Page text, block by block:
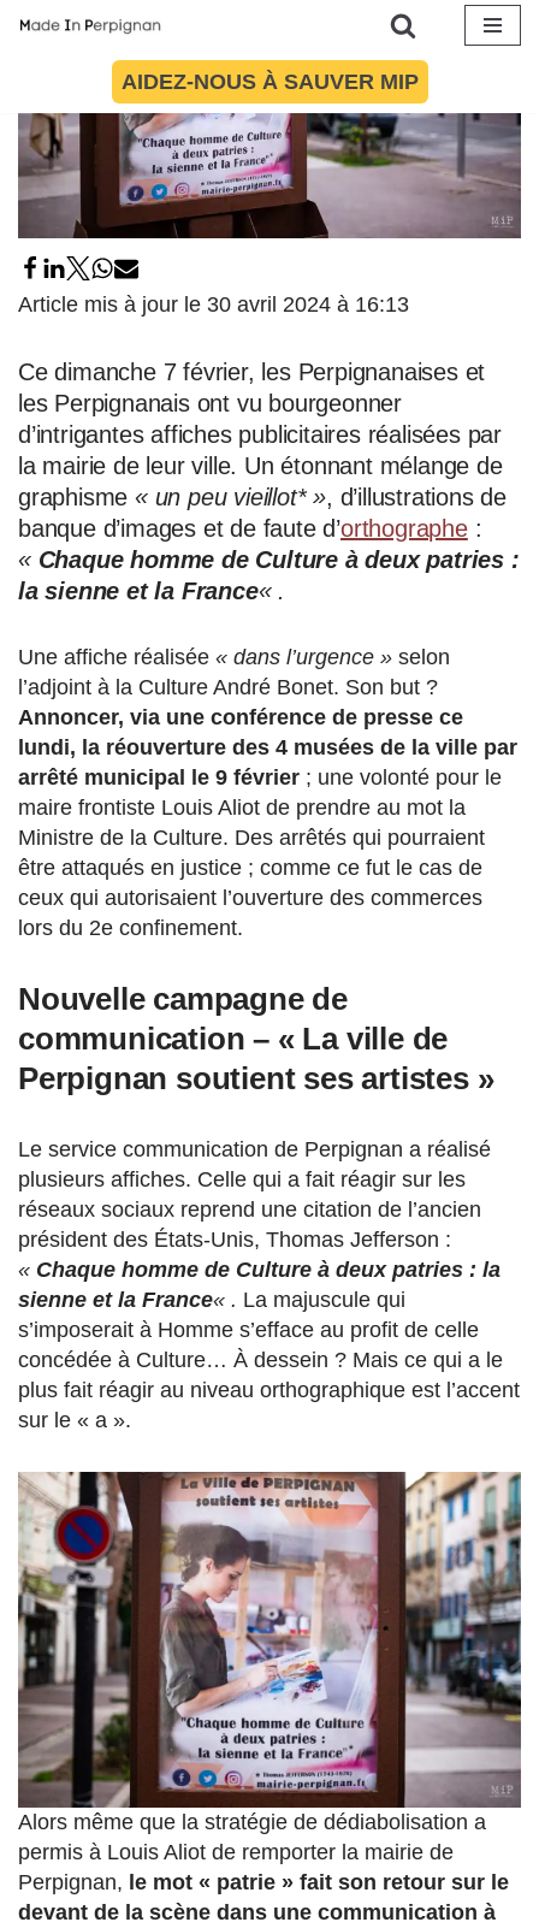
contenu
AIDEZ-NOUS À SAUVER MIP
Article mis à jour le 30 avril 2024 à 16:13
Ce dimanche 7 février, les Perpignanaises et
les Perpignanais ont vu bourgeonner
d’intrigantes affiches publicitaires réalisées par
la mairie de leur ville. Un étonnant mélange de
graphisme « un peu vieillot* », d’illustrations de
banque d’images et de faute d’orthographe:
« Chaque homme de Culture à deux patries :
la sienne et la France« .
Une affiche réalisée « dans l’urgence » selon
l’adjoint à la Culture André Bonet. Son but ?
Annoncer, via une conférence de presse ce
lundi, la réouverture des 4 musées de la ville par
arrêté municipal
le 9 février ; une volonté pour le
maire frontiste Louis Aliot de prendre au mot la
Ministre de la Culture. Des arrêtés qui pourraient
être attaqués en justice ; comme ce fut le cas de
ceux qui autorisaient l’ouverture des commerces
lors du 2e confinement.
Nouvelle campagne de
communication – « La ville de
Perpignan soutient ses artistes »
Le service communication de Perpignan a réalisé
plusieurs affiches. Celle qui a fait réagir sur les
réseaux sociaux reprend une citation de l’ancien
président des États-Unis, Thomas Jefferson :
« Chaque homme de Culture à deux patries : la
sienne et la France« . La majuscule qui
s’imposerait à Homme s’efface au profit de celle
concédée à Culture… À dessein ? Mais ce qui a le
plus fait réagir au niveau orthographique est l’accent
sur le « a ».
Alors même que la stratégie de dédiabolisation a
permis à Louis Aliot de remporter la mairie de
Perpignan, le mot « patrie » fait son retour sur le
devant de la scène dans une communication à